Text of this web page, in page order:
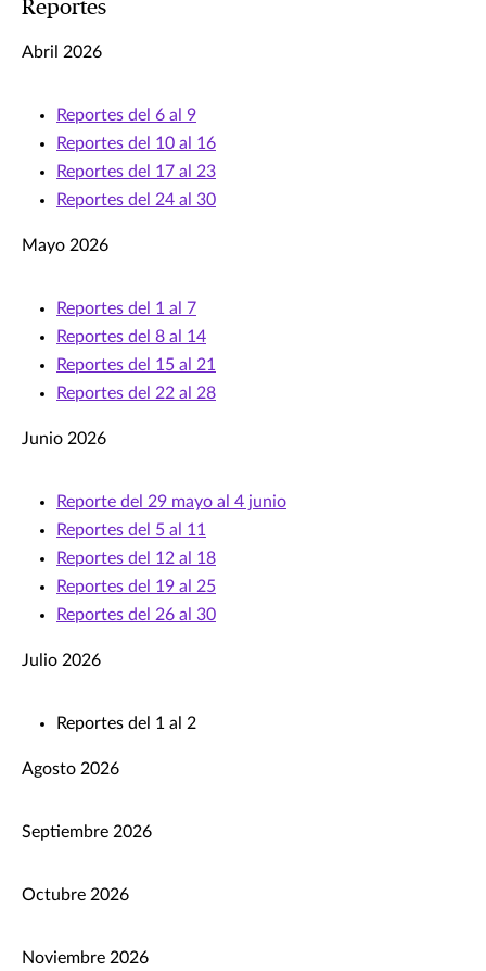
Reportes
Abril 2026
Reportes del 6 al 9
Reportes del 10 al 16
Reportes del 17 al 23
Reportes del 24 al 30
Mayo 2026
Reportes del 1 al 7
Reportes del 8 al 14
Reportes del 15 al 21
Reportes del 22 al 28
Junio 2026
Reporte del 29 mayo al 4 junio
Reportes del 5 al 11
Reportes del 12 al 18
Reportes del 19 al 25
Reportes del 26 al 30
Julio 2026
Reportes del 1 al 2
Agosto 2026
Septiembre 2026
Octubre 2026
Noviembre 2026